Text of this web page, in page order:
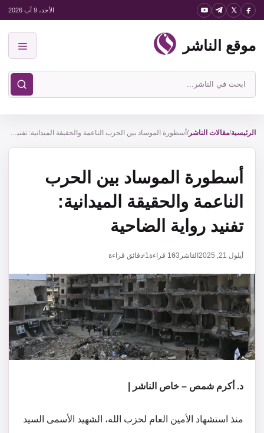
انتقل
المحتوى
الأحد، 9 آب 2026
موقع الناشر
ابحث
في
الناشر
الرئيسية/مقالات الناشر/ أسطورة الموساد بين الحرب الناعمة والحقيقة الميدانية: تفنيد رواية الضاحية
أسطورة الموساد بين الحرب
الناعمة والحقيقة الميدانية:
تفنيد رواية الضاحية
أيلول 21, 2025 الناشر 163 قراءة1 دقائق قراءة
د. أكرم شمص – خاص الناشر |
منذ استشهاد الأمين العام لحزب الله، الشهيد الأسمى السيد